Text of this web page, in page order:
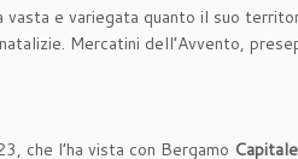
e variegata quanto il suo
Mercatini dell’Avvento,
che l’ha vista con Bergamo